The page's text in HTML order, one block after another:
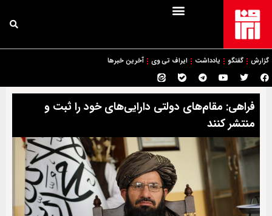
گزارش گفتگو یادداشت ایراف تی وی آخرین خبرها
فراهی: مقام‌های دولتی دارایی‌های خود را ثبت و
منتشر کنند